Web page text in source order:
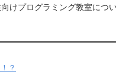
けプログラミング教室につ
？